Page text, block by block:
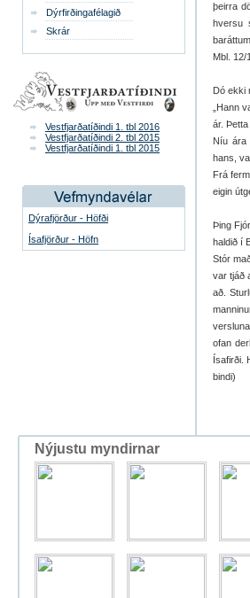
Dýrfirðingafélagið
Skrár
Vestfjarðatíðindi 1. tbl 2016
Vestfjarðatíðindi 2. tbl 2015
Vestfjarðatíðindi 1. tbl 2015
Dýrafjörður - Höfði
Ísafjörður - Höfn
þeirra
hversu
Mbl. 12/
Dó ekki
„Hann
ár.
Níu ára
hans,
Frá
eigin
Þing
haldið í
Stór
var tjáð
að.
ofan
Ísafirði.
bindi)
Nýjustu myndirnar